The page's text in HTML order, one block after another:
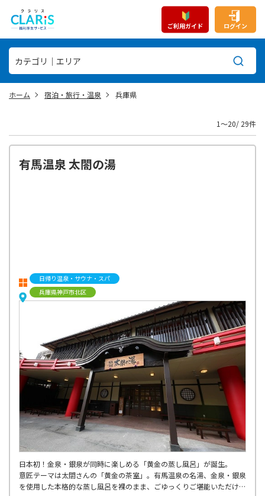
ご利用ガイド ログイン
ホーム 宿泊・旅行・温泉 兵庫県
1〜20/ 29件
有馬温泉 太閤の湯
日帰り温泉・サウナ・スパ
兵庫県神戸市北区
日本初！金泉・銀泉が同時に楽しめる「黄金の蒸し風呂」が誕生。
意匠テーマは太閤さんの「黄金の茶室」。有馬温泉の名湯、金泉・銀泉
を使用した本格的な蒸し風呂を裸のまま、ごゆっくりご堪能いただけま